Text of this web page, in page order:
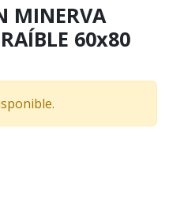
MINERVA
60x80